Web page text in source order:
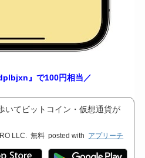
』で100円相当／
いてビットコイン・仮想通貨が
LLC. 無料 posted with アプリーチ